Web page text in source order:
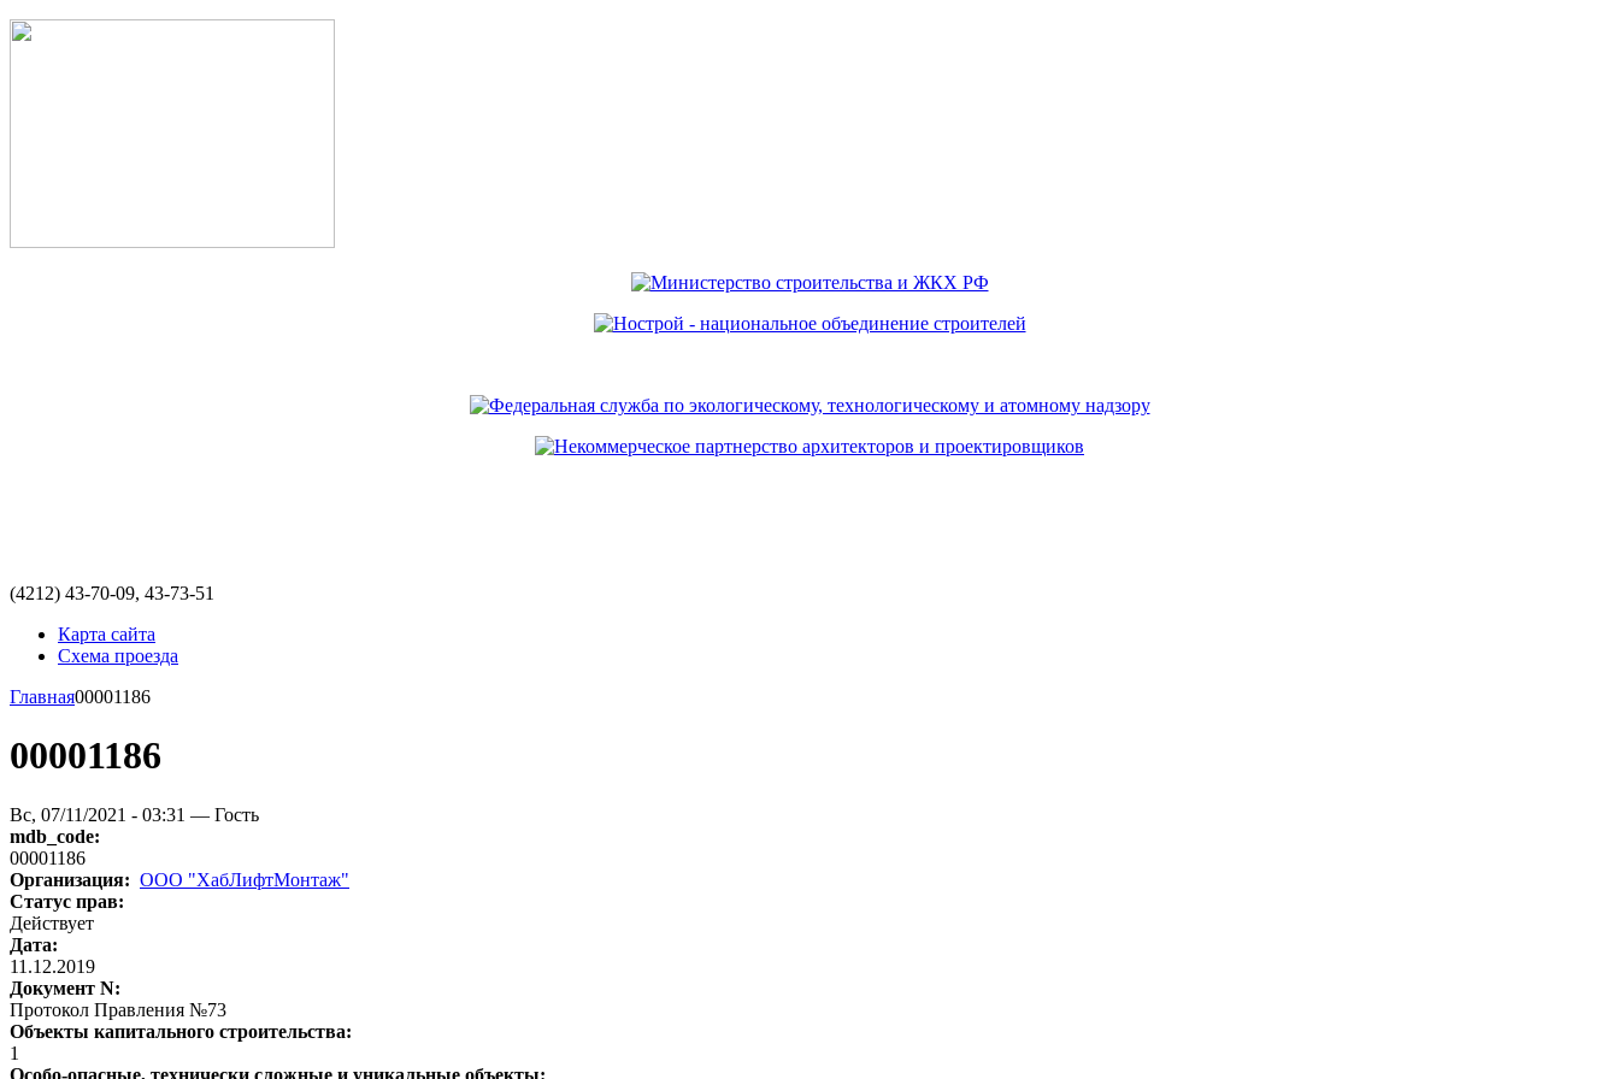
(4212) 43-70-09, 43-73-51
Карта сайта
Схема проезда
Главная00001186
00001186
Вс, 07/11/2021 - 03:31 — Гость
mdb_code:
00001186
Организация: ООО "ХабЛифтМонтаж"
Статус прав:
Действует
Дата:
11.12.2019
Документ N:
Протокол Правления №73
Объекты капитального строительства:
1
Особо-опасные, технически сложные и уникальные объекты: